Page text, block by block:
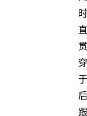
时
直
贯
穿
于
后
跟